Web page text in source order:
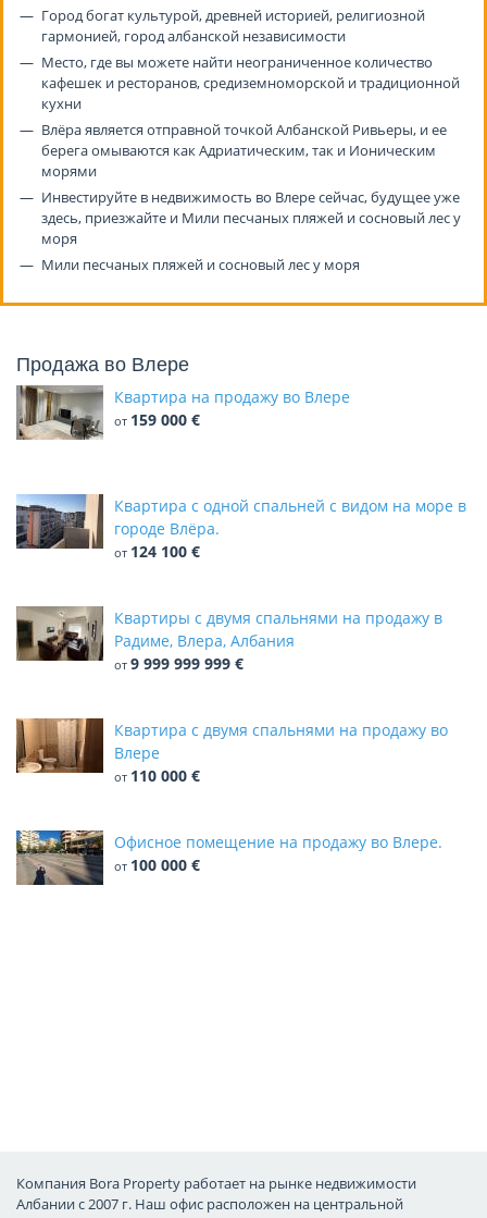
Город богат культурой, древней историей, религиозной
гармонией, город албанской независимости
Место, где вы можете найти неограниченное количество
кафешек и ресторанов, средиземноморской и традиционной
кухни
Влёра является отправной точкой Албанской Ривьеры, и ее
берега омываются как Адриатическим, так и Ионическим
морями
Инвестируйте в недвижимость во Влере сейчас, будущее уже
здесь, приезжайте и Мили песчаных пляжей и сосновый лес у
моря
Мили песчаных пляжей и сосновый лес у моря
Продажа во Влере
Квартира на продажу во Влере
от 159 000 €
Квартира с одной спальней с видом на море в
городе Влёра.
от 124 100 €
Квартиры с двумя спальнями на продажу в
Радиме, Влера, Албания
от 9 999 999 999 €
Квартира с двумя спальнями на продажу во
Влере
от 110 000 €
Офисное помещение на продажу во Влере.
от 100 000 €
Компания Bora Property работает на рынке недвижимости
Албании с 2007 г. Наш офис расположен на центральной